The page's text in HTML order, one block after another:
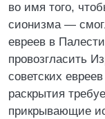
во имя того,
сионизма —
евреев в
провозгласить
советских
раскрытия
прикрывающие